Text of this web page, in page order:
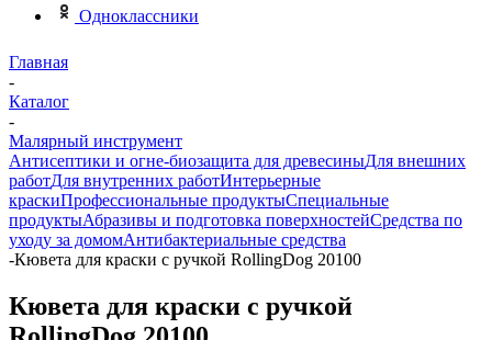
Одноклассники
Главная
-
Каталог
-
Малярный инструмент
Антисептики и огне-биозащита для древесиныДля внешних
работДля внутренних работИнтерьерные
краскиПрофессиональные продуктыСпециальные
продуктыАбразивы и подготовка поверхностейСредства по
уходу за домомАнтибактериальные средства
-Кювета для краски с ручкой RollingDog 20100
Кювета для краски с ручкой